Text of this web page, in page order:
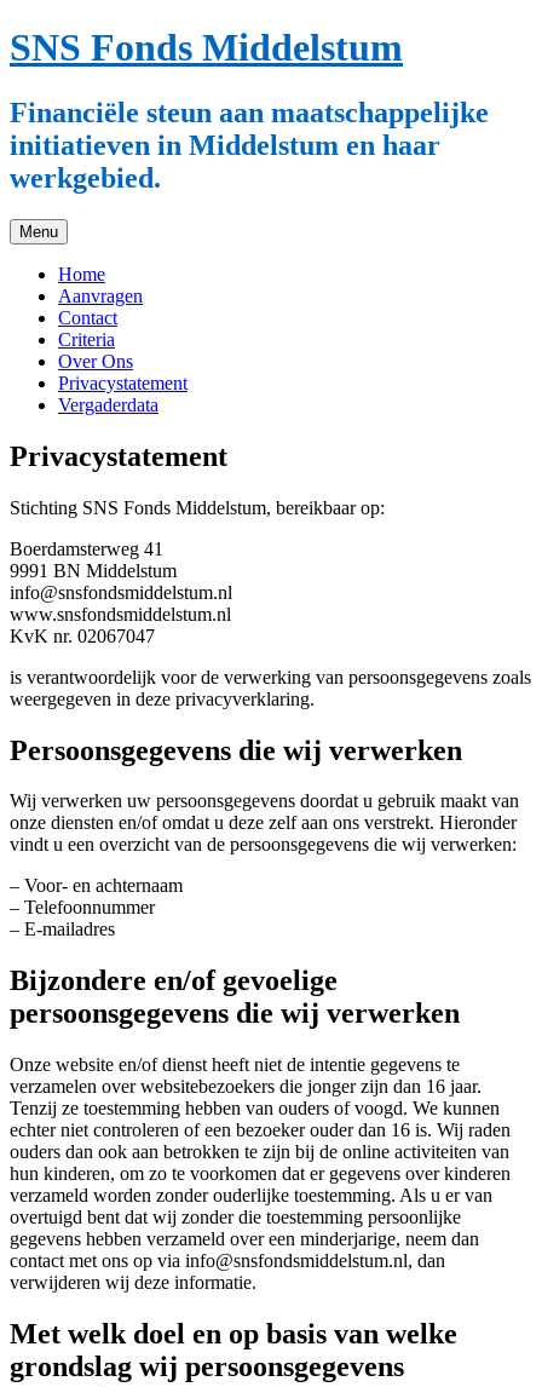
Ga
naar
inhoud
SNS Fonds Middelstum
Financiële steun aan maatschappelijke
initiatieven in Middelstum en haar
werkgebied.
Menu
Home
Aanvragen
Contact
Criteria
Over Ons
Privacystatement
Vergaderdata
Privacystatement
Stichting SNS Fonds Middelstum, bereikbaar op:
Boerdamsterweg 41
9991 BN Middelstum
info@snsfondsmiddelstum.nl
www.snsfondsmiddelstum.nl
KvK nr. 02067047
is verantwoordelijk voor de verwerking van persoonsgegevens zoals
weergegeven in deze privacyverklaring.
Persoonsgegevens die wij verwerken
Wij verwerken uw persoonsgegevens doordat u gebruik maakt van
onze diensten en/of omdat u deze zelf aan ons verstrekt. Hieronder
vindt u een overzicht van de persoonsgegevens die wij verwerken:
– Voor- en achternaam
– Telefoonnummer
– E-mailadres
Bijzondere en/of gevoelige
persoonsgegevens die wij verwerken
Onze website en/of dienst heeft niet de intentie gegevens te
verzamelen over websitebezoekers die jonger zijn dan 16 jaar.
Tenzij ze toestemming hebben van ouders of voogd. We kunnen
echter niet controleren of een bezoeker ouder dan 16 is. Wij raden
ouders dan ook aan betrokken te zijn bij de online activiteiten van
hun kinderen, om zo te voorkomen dat er gegevens over kinderen
verzameld worden zonder ouderlijke toestemming. Als u er van
overtuigd bent dat wij zonder die toestemming persoonlijke
gegevens hebben verzameld over een minderjarige, neem dan
contact met ons op via info@snsfondsmiddelstum.nl, dan
verwijderen wij deze informatie.
Met welk doel en op basis van welke
grondslag wij persoonsgegevens